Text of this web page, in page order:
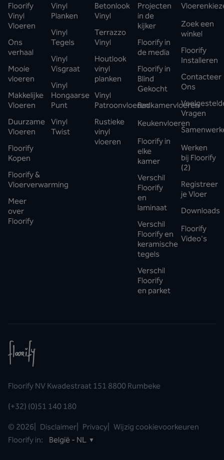
Floorify
Vinyl
Vloeren
Ons
verhaal
Mooie
vloeren
Makkelijke
Vloeren
Duurzame
Vloeren
Floorify
Kopen
Floorify &
Vloerverwarming
Meer
over
Floorify
Vinyl
Planken
Vinyl
Tegels
Vinyl
Visgraat
Vinyl
Hongaarse
Punt
Vinyl
Twist
Betonlook
Vinyl
Terrazzo
Vinyl
Houtlook
vinyl
planken
Vinyl
Patroonvloeren
Rustieke
vinyl
vloeren
Projecten
in de
kijker
Floorify in
de media
Floorify in
Blind
Gekocht
Badkamervloeren
Keukenvloeren
Floorify in
elke
kamer
Verschil
Floorify
en
laminaat
Verschil
Floorify en
keramische
tegels
Verschil
Floorify
en parket
Zoek een
winkel
Floorify
Installeren
Contacteer
Ons
Vragen
Werken
bij Floorify
(2)
Registreer
je Vloer
Downloads
Floorify
Video's
Floorify NV Kwadestraat 151 8800 Rumbeke
(+32) (0)51 140 180
© 2026 Disclaimer Privacy
Wijzig cookievoorkeuren
Floorify in:
België - NL ▼